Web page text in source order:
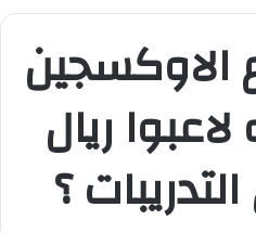
الاوكسجين
ريال
؟